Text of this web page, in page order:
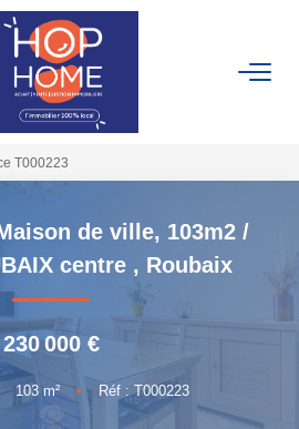
ACHETER
LOCATIONS
Biens À Louer
Saisonnières
LOCATIVE
RÉALISÉES
T000223
de ville, 103m2 /
centre , Roubaix
230 000 €
103m² • Réf : T000223